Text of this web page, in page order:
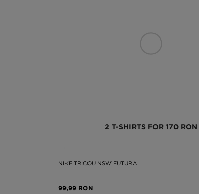
2 T-SHIRTS FOR 170 RON
NIKE TRICOU NSW FUTURA
99,99 RON